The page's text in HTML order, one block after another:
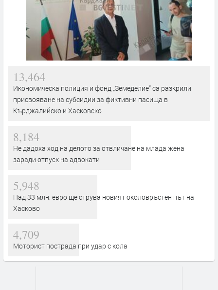
13,464
Икономическа полиция и фонд „Земеделие“ са разкрили
присвояване на субсидии за фиктивни пасища в
Кърджалийско и Хасковско
8,184
Не дадоха ход на делото за отвличане на млада жена
заради отпуск на адвокати
5,948
Над 33 млн. евро ще струва новият околовръстен път на
Хасково
4,709
Моторист пострада при удар с кола